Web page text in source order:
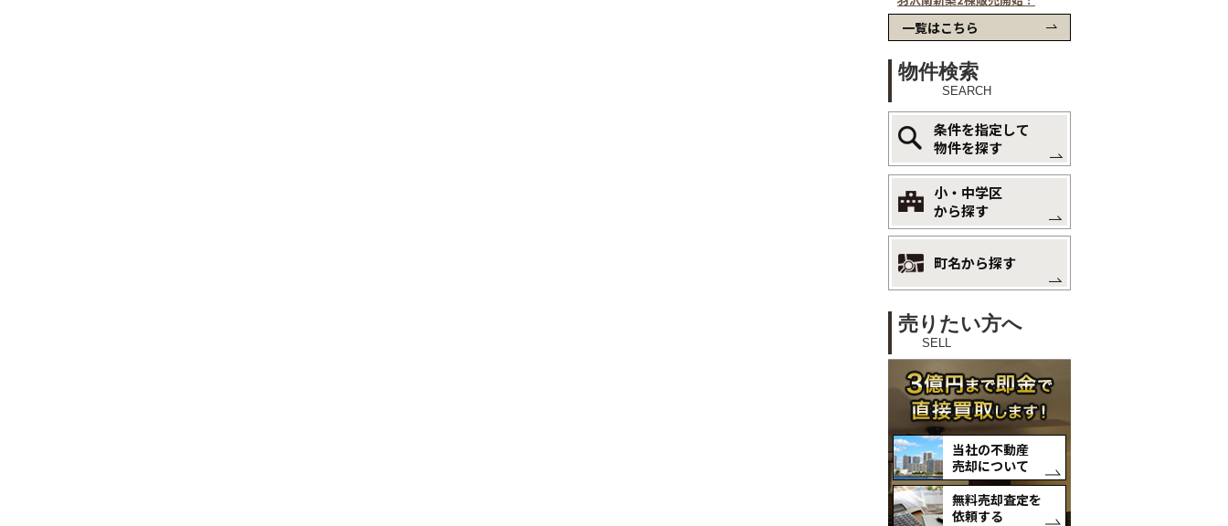
一覧はこちら
物件検索
SEARCH
条件を指定して
物件を探す
小・中学区
から探す
町名から探す
売りたい方へ
SELL
当社の不動産
売却について
無料売却査定を
依頼する